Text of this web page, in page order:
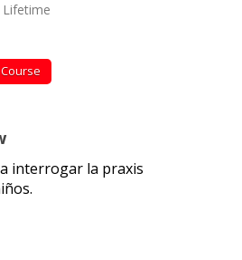
Lifetime
interrogar la praxis